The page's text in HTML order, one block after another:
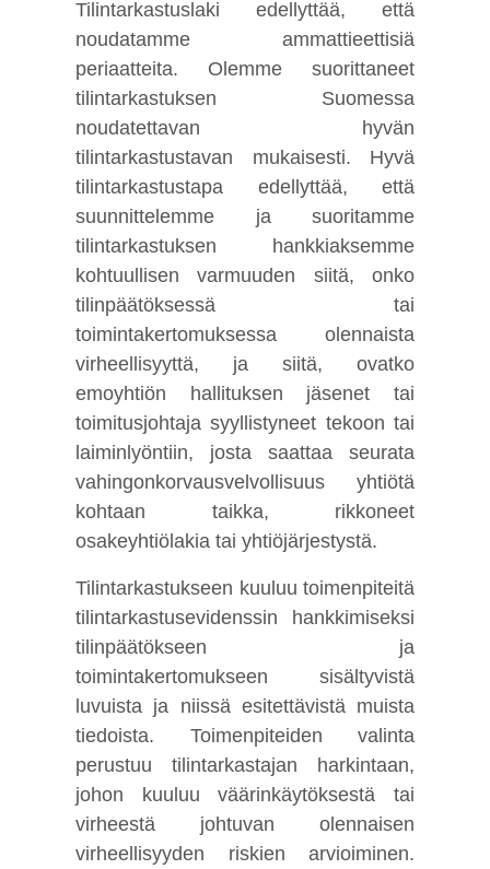
Tilintarkastuslaki edellyttää, että
noudatamme ammattieettisiä
periaatteita. Olemme suorittaneet
tilintarkastuksen Suomessa
noudatettavan hyvän
tilintarkastustavan mukaisesti. Hyvä
tilintarkastustapa edellyttää, että
suunnittelemme ja suoritamme
tilintarkastuksen hankkiaksemme
kohtuullisen varmuuden siitä, onko
tilinpäätöksessä tai
toimintakertomuksessa olennaista
virheellisyyttä, ja siitä, ovatko
emoyhtiön hallituksen jäsenet tai
toimitusjohtaja syyllistyneet tekoon tai
laiminlyöntiin, josta saattaa seurata
vahingonkorvausvelvollisuus yhtiötä
kohtaan taikka, rikkoneet
osakeyhtiölakia tai yhtiöjärjestystä.
Tilintarkastukseen kuuluu toimenpiteitä
tilintarkastusevidenssin hankkimiseksi
tilinpäätökseen ja
toimintakertomukseen sisältyvistä
luvuista ja niissä esitettävistä muista
tiedoista. Toimenpiteiden valinta
perustuu tilintarkastajan harkintaan,
johon kuuluu väärinkäytöksestä tai
virheestä johtuvan olennaisen
virheellisyyden riskien arvioiminen.